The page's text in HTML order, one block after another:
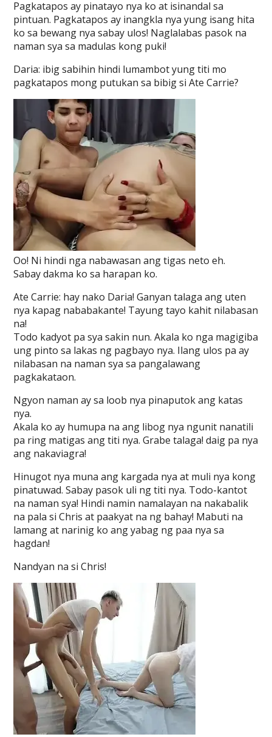
Pagkatapos ay pinatayo nya ko at isinandal sa
pintuan. Pagkatapos ay inangkla nya yung isang hita
ko sa bewang nya sabay ulos! Naglalabas pasok na
naman sya sa madulas kong puki!
Daria: ibig sabihin hindi lumambot yung titi mo
pagkatapos mong putukan sa bibig si Ate Carrie?
Oo! Ni hindi nga nabawasan ang tigas neto eh.
Sabay dakma ko sa harapan ko.
Ate Carrie: hay nako Daria! Ganyan talaga ang uten
nya kapag nababakante! Tayung tayo kahit nilabasan
na!
Todo kadyot pa sya sakin nun. Akala ko nga magigiba
ung pinto sa lakas ng pagbayo nya. Ilang ulos pa ay
nilabasan na naman sya sa pangalawang
pagkakataon.
Ngyon naman ay sa loob nya pinaputok ang katas
nya.
Akala ko ay humupa na ang libog nya ngunit nanatili
pa ring matigas ang titi nya. Grabe talaga! daig pa nya
ang nakaviagra!
Hinugot nya muna ang kargada nya at muli nya kong
pinatuwad. Sabay pasok uli ng titi nya. Todo-kantot
na naman sya! Hindi namin namalayan na nakabalik
na pala si Chris at paakyat na ng bahay! Mabuti na
lamang at narinig ko ang yabag ng paa nya sa
hagdan!
Nandyan na si Chris!